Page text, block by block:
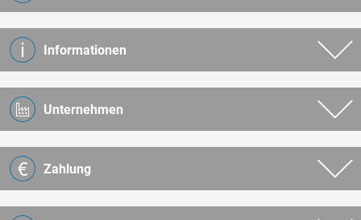
Informationen
Unternehmen
Zahlung